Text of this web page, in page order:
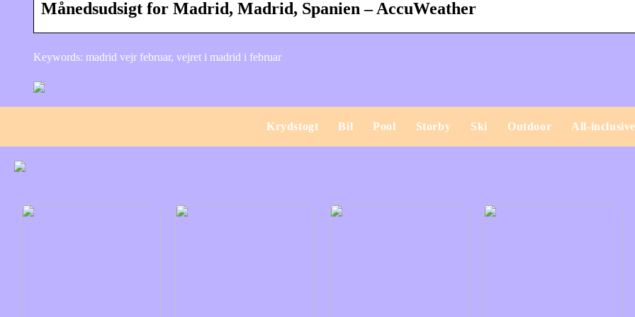
Månedsudsigt for Madrid, Madrid, Spanien – AccuWeather
Keywords: madrid vejr februar, vejret i madrid i februar
Krydstogt Bil Pool Storby Ski Outdoor All-inclusive